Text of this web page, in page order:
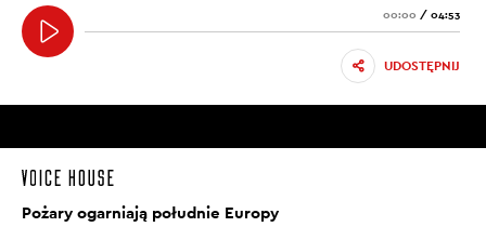
00:00 / 04:53
UDOSTĘPNIJ
Pożary ogarniają południe Europy